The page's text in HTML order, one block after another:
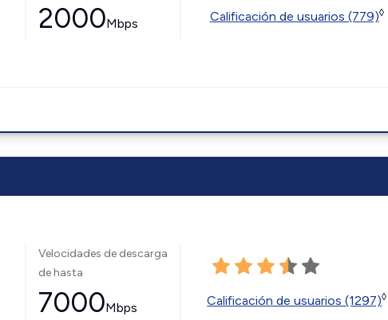
2000Mbps Calificación de usuarios (779)◊
Velocidades de descarga
de hasta
7000Mbps Calificación de usuarios (1297)◊